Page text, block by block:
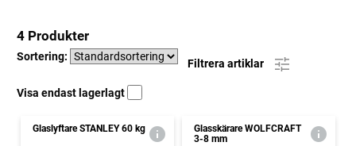
4 Produkter
Sortering:
Filtrera artiklar
Visa endast lagerlagt
Glaslyftare STANLEY 60 kg
Glasskärare WOLFCRAFT
3-8 mm